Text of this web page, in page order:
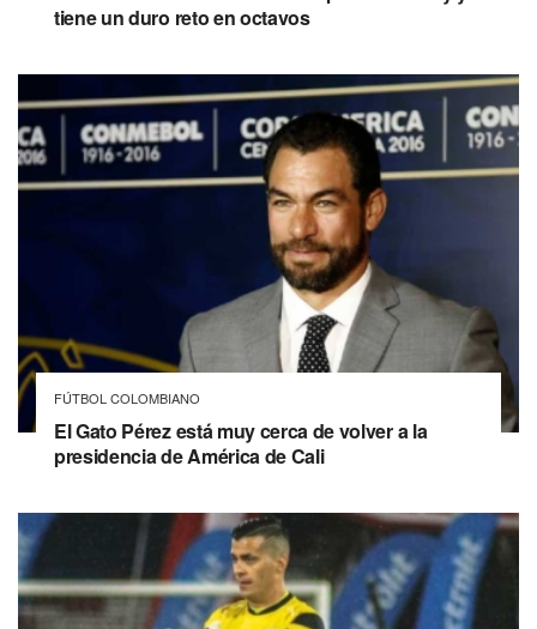
tiene un duro reto en octavos
FÚTBOL COLOMBIANO
El Gato Pérez está muy cerca de volver a la
presidencia de América de Cali